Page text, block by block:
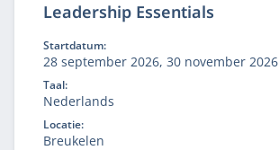
Leadership Essentials
Startdatum:
28 september 2026, 30 november 2026
Taal:
Nederlands
Locatie:
Breukelen